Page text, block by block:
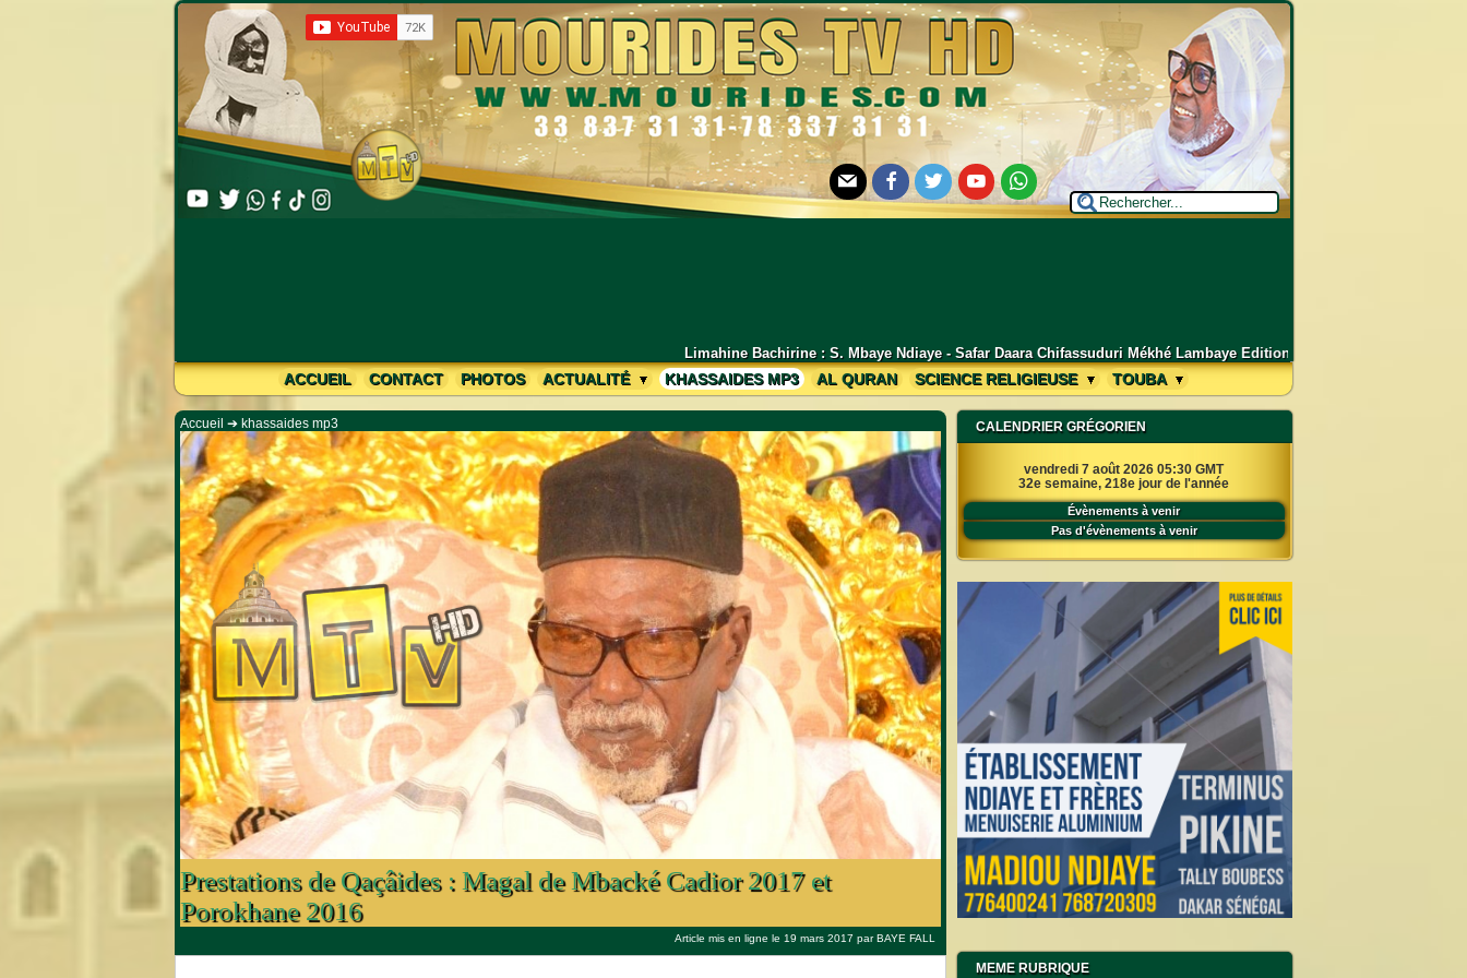
Limahine Bachirine : S. Mbaye Ndiaye - Safar Daara Chifassuduri Mékhé Lambaye Edition 2026 - 1448H –Grand Magal de Touba 2026 :
E-mail FacebookTwitter YoutubeWhatsapp
ACCUEIL CONTACT PHOTOS ACTUALITÉ KHASSAIDES MP3 AL QURAN SCIENCE RELIGIEUSE TOUBA
Accueil ➔ khassaides mp3
Prestations de Qaçâides : Magal de Mbacké Cadior 2017 et
Porokhane 2016
Article mis en ligne le 19 mars 2017 parBAYE FALL
CALENDRIER GRÉGORIEN
vendredi 7 août 2026 05:30 GMT
32e semaine, 218e jour de l'année
Évènements à venir
Pas d'évènements à venir
MEME RUBRIQUE